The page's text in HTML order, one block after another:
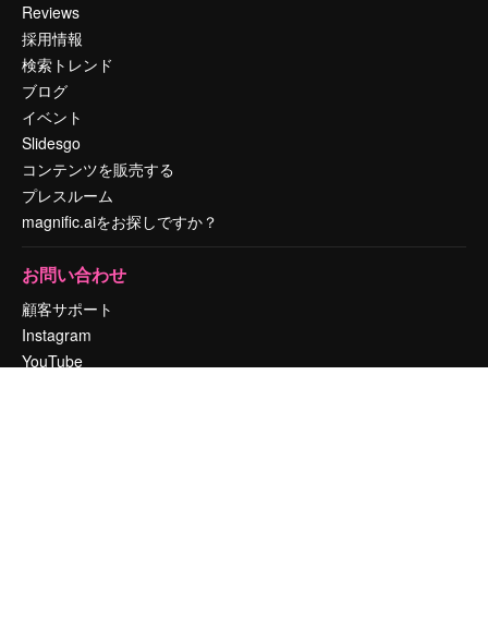
Reviews
採用情報
検索トレンド
ブログ
イベント
Slidesgo
コンテンツを販売する
プレスルーム
magnific.aiをお探しですか？
お問い合わせ
顧客サポート
Instagram
YouTube